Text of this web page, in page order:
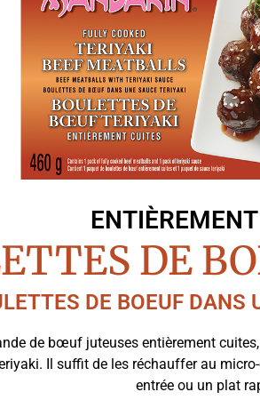
DE
DE BOEUF DANS
de bœuf juteuses entièrement
Il suffit de les réchauffer au
entrée ou un plat